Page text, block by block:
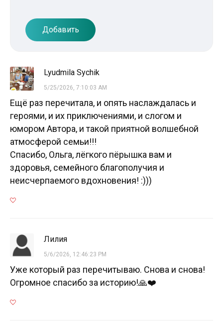
Добавить
Lyudmila Sychik
5/25/2026, 7:10:03 AM
Ещё раз перечитала, и опять наслаждалась и
героями, и их приключениями, и слогом и
юмором Автора, и такой приятной волшебной
атмосферой семьи!!!
Спасибо, Ольга, лёгкого пёрышка вам и
здоровья, семейного благополучия и
неисчерпаемого вдохновения! :)))
Лилия
5/6/2026, 12:46:23 PM
Уже который раз перечитываю. Снова и снова!
Огромное спасибо за историю!🙏❤️